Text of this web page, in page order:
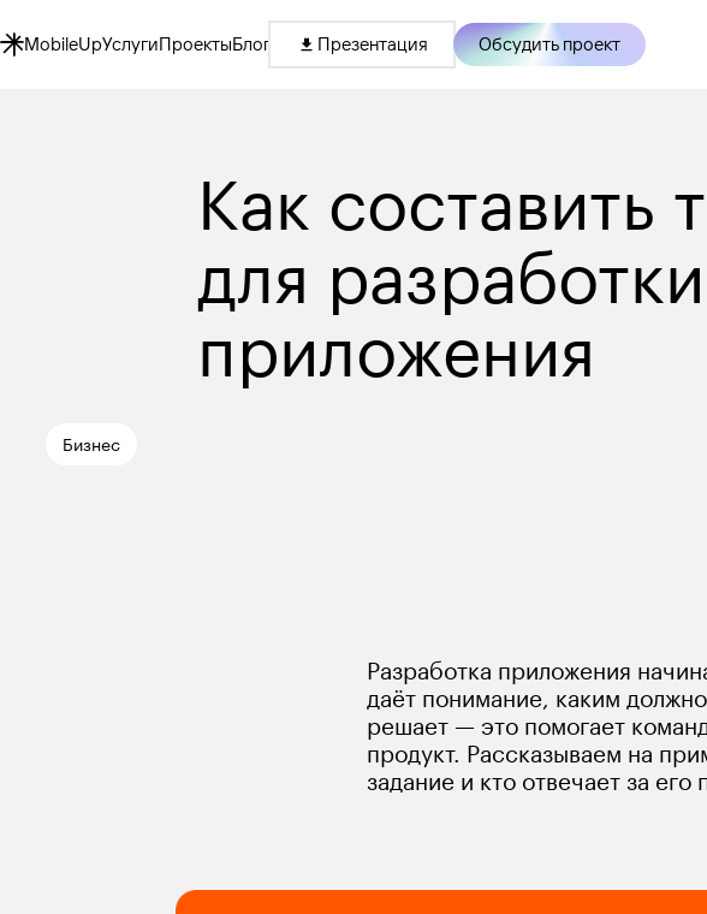
MobileUpУслугиПроектыБлог Презентация Обсудить проект
Как составить
для
приложения
Бизнес
Разработка приложения
даёт понимание, каким
решает — это помогает
продукт. Рассказываем на
задание и кто отвечает за его